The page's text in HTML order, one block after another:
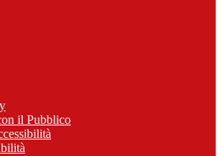
il Pubblico